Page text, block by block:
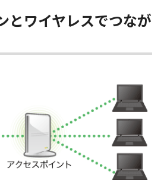
とワイヤレスでつなが